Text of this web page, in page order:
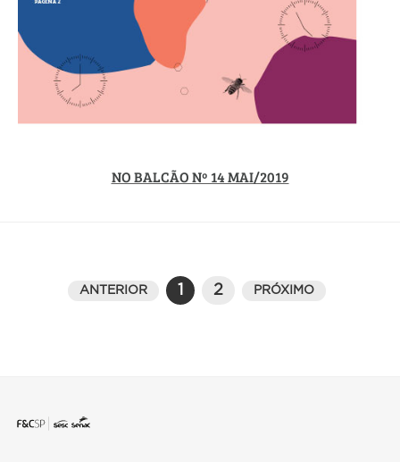
NO BALCÃO Nº 14 MAI/2019
ANTERIOR 1 2 PRÓXIMO